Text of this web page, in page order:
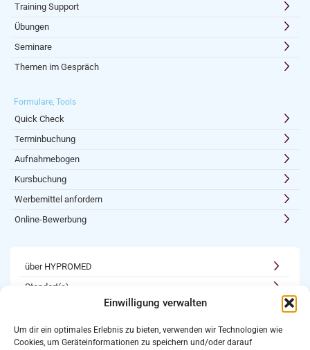
Einwilligung verwalten
Um dir ein optimales Erlebnis zu bieten, verwenden wir Technologien wie
Cookies, um Geräteinformationen zu speichern und/oder darauf
Training Support
Übungen
Seminare
Themen im Gespräch
Formulare, Tools
Quick Check
Terminbuchung
Aufnahmebogen
Kursbuchung
Werbemittel anfordern
Online-Bewerbung
über HYPROMED
Standort(e)
Karriere
Newsletter